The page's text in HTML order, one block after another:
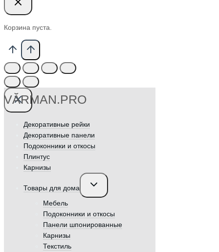
Корзина пуста.
VӐRMAN.PRO
Декоративные рейки
Декоративные панели
Подоконники и откосы
Плинтус
Карнизы
Товары для дома
Переключить
дочернее
Мебель
Подоконники и откосы
Панели шпонированные
Карнизы
Текстиль